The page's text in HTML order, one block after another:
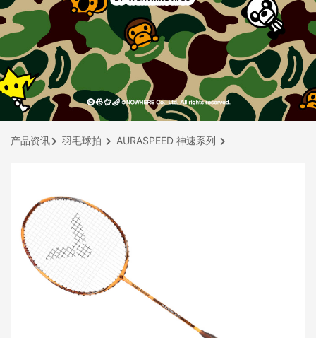
产品资讯 羽毛球拍 AURASPEED 神速系列